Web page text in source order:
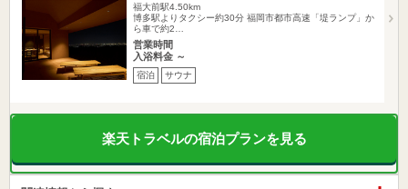
福大前駅4.50km
博多駅よりタクシー約30分 福岡市都市高速「堤ランプ」か
ら車で約2…
営業時間
入浴料金 ～
宿泊 サウナ
楽天トラベルの宿泊プランを見る